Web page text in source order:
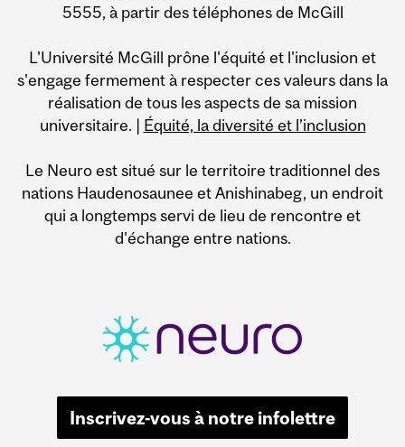
5555, à partir des téléphones de McGill
L'Université McGill prône l'équité et l'inclusion et
s'engage fermement à respecter ces valeurs dans la
réalisation de tous les aspects de sa mission
universitaire. | Équité, la diversité et l’inclusion
Le Neuro est situé sur le territoire traditionnel des
nations Haudenosaunee et Anishinabeg, un endroit
qui a longtemps servi de lieu de rencontre et
d'échange entre nations.
Inscrivez-vous à notre infolettre